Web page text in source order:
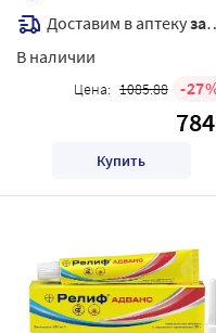
Доставим в аптекузавтра
В наличии
Цена: 1085.88 27
784
Купить